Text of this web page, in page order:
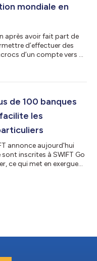
mondiale en
après avoir fait part de
d’effectuer des
d’un compte vers un
notamment en
frictions grâce à la
de 100 banques
les
annonce aujourd'hui
inscrites à SWIFT Go
ce qui met en exergue
directement
utilisent déjà